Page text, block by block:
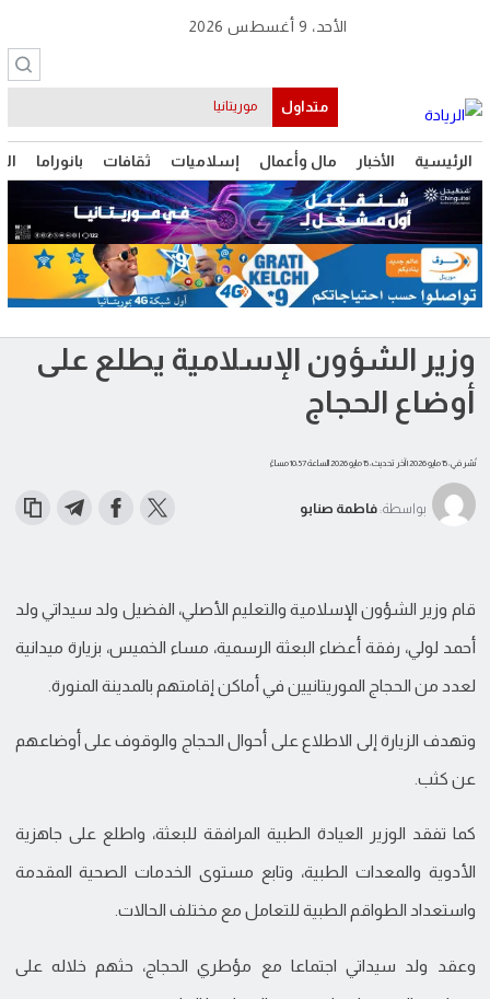
الرئيسية الأخبار مال وأعمال إسلاميات ثقافات بانوراما
الأحد، 9 أغسطس 2026
متداول موريتانيا
وزير الشؤون الإسلامية يطلع على
أوضاع الحجاج
نُشر في: 15 مايو 2026 | آخر تحديث: 15 مايو 2026 الساعة 10:57 مساءً
بواسطة: فاطمة صنابو
قام وزير الشؤون الإسلامية والتعليم الأصلي، الفضيل ولد سيداتي ولد
أحمد لولي، رفقة أعضاء البعثة الرسمية، مساء الخميس، بزيارة ميدانية
لعدد من الحجاج الموريتانيين في أماكن إقامتهم بالمدينة المنورة.
وتهدف الزيارة إلى الاطلاع على أحوال الحجاج والوقوف على أوضاعهم
عن كثب.
كما تفقد الوزير العيادة الطبية المرافقة للبعثة، واطلع على جاهزية
الأدوية والمعدات الطبية، وتابع مستوى الخدمات الصحية المقدمة
واستعداد الطواقم الطبية للتعامل مع مختلف الحالات.
وعقد ولد سيداتي اجتماعا مع مؤطري الحجاج، حثهم خلاله على